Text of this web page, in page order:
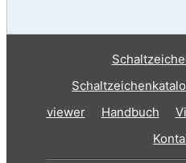
viewer
Handbuch